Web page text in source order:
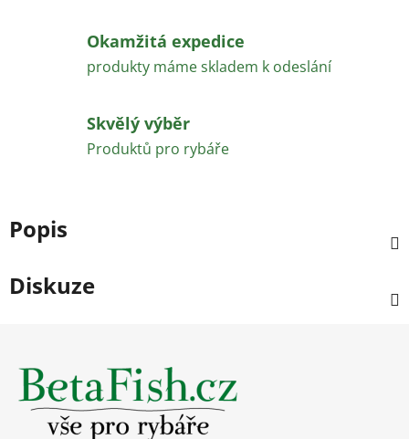
Okamžitá expedice
produkty máme skladem k odeslání
Skvělý výběr
Produktů pro rybáře
Popis
Diskuze